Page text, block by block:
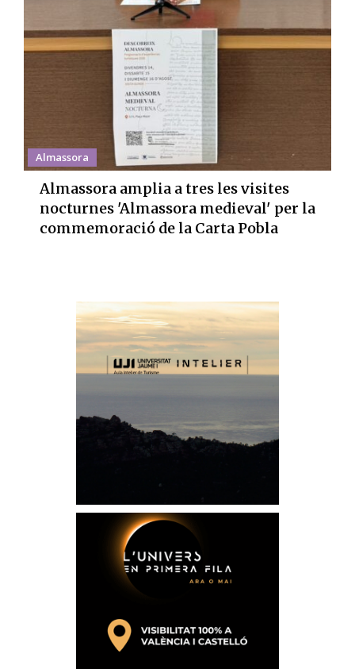
Almassora
Almassora amplia a tres les visites
nocturnes 'Almassora medieval' per la
commemoració de la Carta Pobla